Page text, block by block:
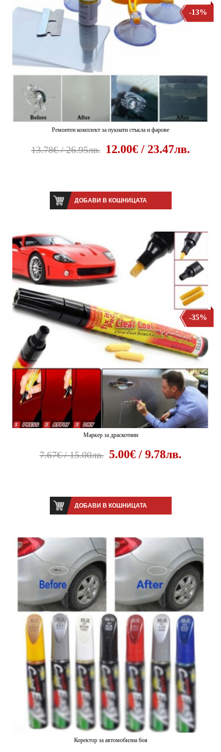
Ремонтен комплект за пукнати стъкла и фарове
13.78€ / 26.95лв. 12.00€ / 23.47лв.
-13%
ДОБАВИ В КОШНИЦАТА
Маркер за драскотини
7.67€ / 15.00лв. 5.00€ / 9.78лв.
-35%
ДОБАВИ В КОШНИЦАТА
Коректор за автомобилна боя